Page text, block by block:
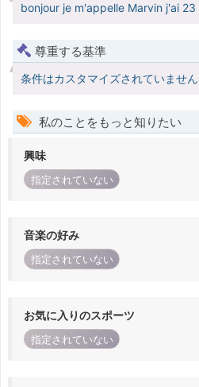
bonjour je m'appelle Marvin j'ai
尊重する基準
条件はカスタマイズされていません
私のことをもっと知りたい
興味
指定されていない
音楽の好み
指定されていない
お気に入りのスポーツ
指定されていない